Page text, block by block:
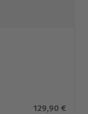
Aktueller
129,90 €